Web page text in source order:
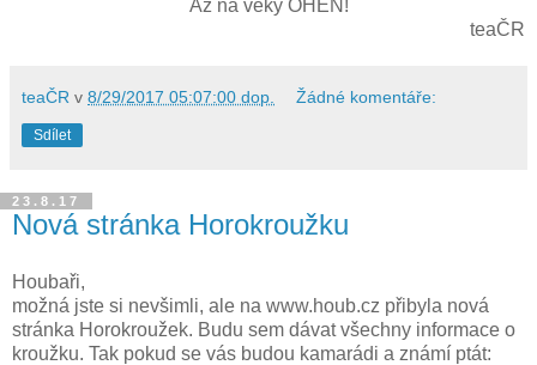
Až na věky OHEŇ!
teaČR
teaČR v 8/29/2017 05:07:00 dop. Žádné komentáře:
Sdílet
23.8.17
Nová stránka Horokroužku
Houbaři,
možná jste si nevšimli, ale na www.houb.cz přibyla nová
stránka Horokroužek. Budu sem dávat všechny informace o
kroužku. Tak pokud se vás budou kamarádi a známí ptát: